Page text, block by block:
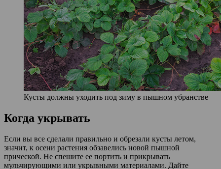
Кусты должны уходить под зиму в пышном убранстве
Когда укрывать
Если вы все сделали правильно и обрезали кусты летом,
значит, к осени растения обзавелись новой пышной
прической. Не спешите ее портить и прикрывать
мульчирующими или укрывными материалами. Дайте